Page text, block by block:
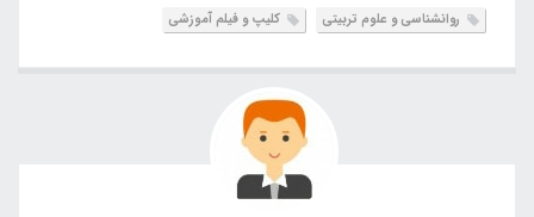
روانشناسی و علوم تربیتی کلیپ و فیلم آموزشی